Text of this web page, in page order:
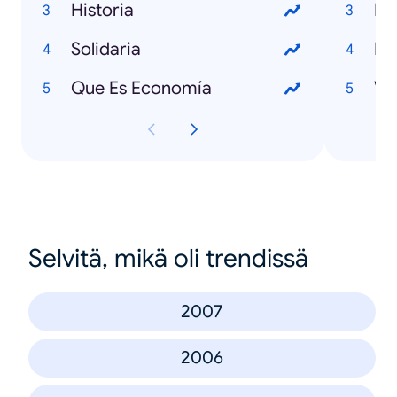
Historia
Solidaria
Que Es Economía
Selvitä, mikä oli trendissä
2007
2006